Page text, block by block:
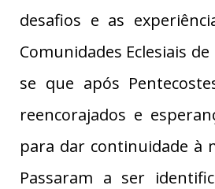
desafios e as
Comunidades Eclesiais de
se que após
reencorajados e
para dar continuidade à
Passaram a ser